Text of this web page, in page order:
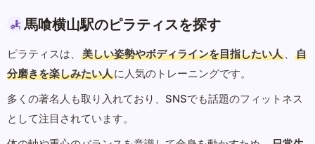
馬喰横山駅のピラティスを探す
ピラティスは、 美しい姿勢やボディラインを目指したい人 、
自
分磨きを楽しみたい人に人気のトレーニングです。
多くの著名人も取り入れており、SNSでも話題のフィットネス
として注目されています。